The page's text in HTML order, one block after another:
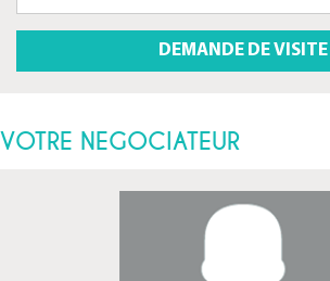
VOTRE NEGOCIATEUR